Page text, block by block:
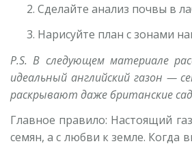
Сделайте анализ почвы в
Нарисуйте план с зонами
P.S. В следующем материале
идеальный английский газон —
раскрывают даже британские
Главное правило: Настоящий
семян, а с любви к земле. Когда